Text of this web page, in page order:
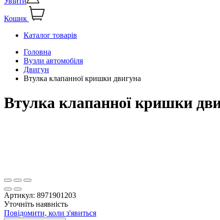
Кошик
Каталог товарів
Головна
Вузли автомобіля
Двигун
Втулка клапанної кришки двигуна
Втулка клапанної кришки
Артикул: 8971901203
Уточніть наявність
Повідомити, коли з'явиться